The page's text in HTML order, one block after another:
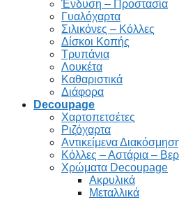
Ένδυση – Προστασία
Γυαλόχαρτα
Σιλικόνες – Κόλλες
Δίσκοι Κοπής
Τρυπάνια
Λουκέτα
Καθαριστικά
Διάφορα
Decoupage
Χαρτοπετσέτες
Ριζόχαρτα
Αντικείμενα
Κόλλες – Αστάρια –
Χρώματα Decoupage
Ακρυλικά
Μεταλλικά